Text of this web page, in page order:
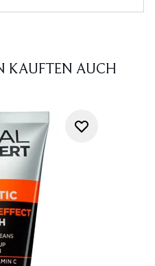
KAUFTEN AUCH